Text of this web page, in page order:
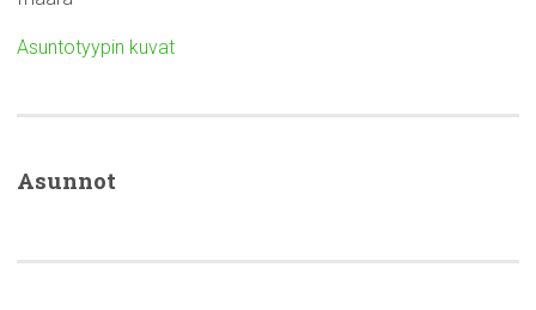
Asuntotyypin kuvat
Asunnot